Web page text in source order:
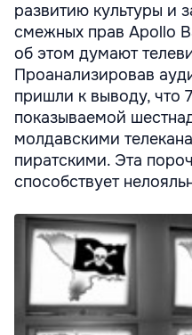
развитию культуры и
смежных прав Apollo
об этом думают
Проанализировав
пришли к выводу, что
показываемой
молдавскими
пиратскими. Эта
способствует